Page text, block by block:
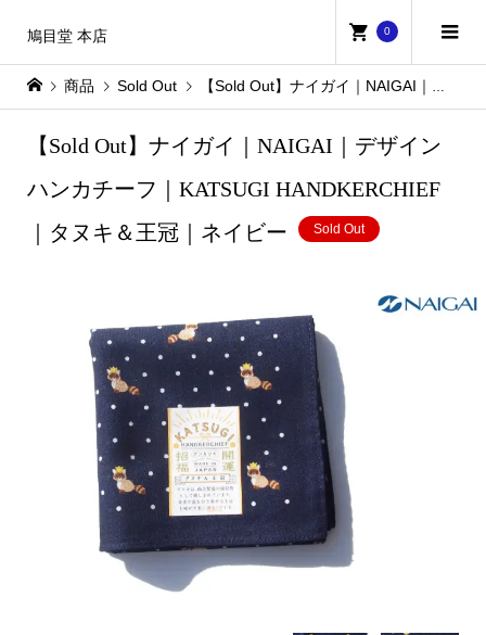
鳩目堂 本店 0
商品 Sold Out 【Sold Out】ナイガイ｜NAIGAI｜デザインハンカチーフ｜KATSUGI HANDKERCHIEF｜タヌキ＆王冠｜ネイビー
【Sold Out】ナイガイ｜NAIGAI｜デザイン
ハンカチーフ｜KATSUGI HANDKERCHIEF
｜タヌキ＆王冠｜ネイビー
Sold Out